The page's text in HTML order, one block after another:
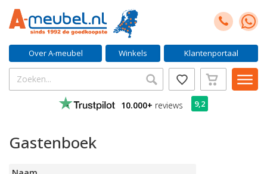
Over A-meubel Winkels Klantenportaal
10.000+ reviews 9,2
Gastenboek